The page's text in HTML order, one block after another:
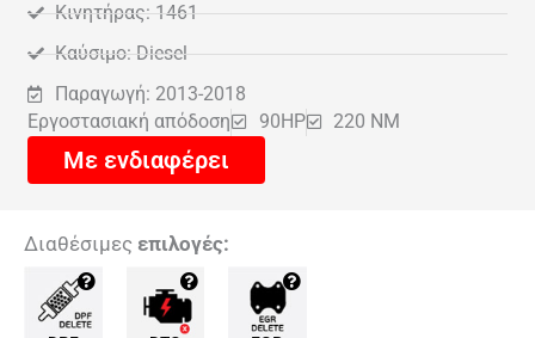
Κινητήρας: 1461
Καύσιμο: Diesel
Παραγωγή: 2013-2018
Εργοστασιακή απόδοση
90HP 220 NM
Με ενδιαφέρει
Διαθέσιμες επιλογές: